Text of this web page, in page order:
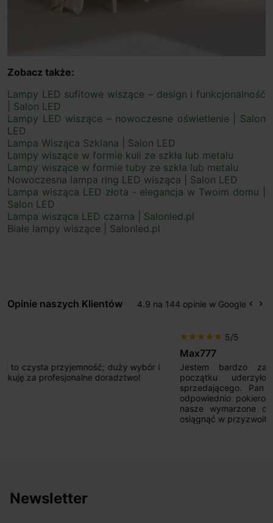
Zobacz także:
Lampy LED sufitowe wiszące – design i funkcjonalność
| Salon LED
Lampy LED wiszące – nowoczesne oświetlenie | Salon
LED
Lampa Wisząca Szklana | Salon LED
Lampy wiszące w formie kuli ze szkła lub metalu
Lampy wiszące w formie tuby ze szkła lub metalu
Nowoczesna lampa ring LED wisząca | Salon LED
Lampa wisząca LED złota - elegancja w Twoim domu |
Salon LED
Lampa wisząca LED czarna | Salonled.pl
Białe lampy wiszące | Salonled.pl
Opinie naszych Klientów 4.9 na 144 opinie w Google keyboard_arrow_left keyboard_arrow_right
Jestem bardzo zadowolony. Przede wszystkim od
początku uderzyło mnie profesjonalne podejście
sprzedającego. Pan ma duże doświadczenie i potrafi
odpowiednio pokierować i doradzić dzięki czemu mamy
nasze wymarzone oświetlenie. Dodatkowo udało się to
Newsletter